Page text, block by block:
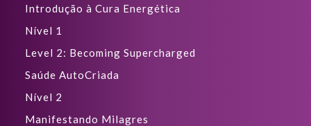
Introdução à Cura Energética
Nível 1
Level 2: Becoming Supercharged
Saúde AutoCriada
Nível 2
Manifestando Milagres